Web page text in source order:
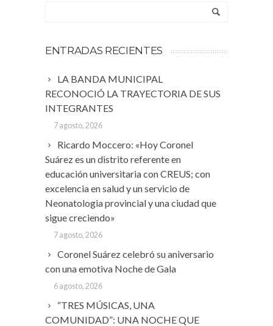
ENTRADAS RECIENTES
LA BANDA MUNICIPAL
RECONOCIÓ LA TRAYECTORIA DE SUS
INTEGRANTES
7 agosto, 2026
Ricardo Moccero: «Hoy Coronel
Suárez es un distrito referente en
educación universitaria con CREUS; con
excelencia en salud y un servicio de
Neonatologia provincial y una ciudad que
sigue creciendo»
7 agosto, 2026
Coronel Suárez celebró su aniversario
con una emotiva Noche de Gala
6 agosto, 2026
“TRES MÚSICAS, UNA
COMUNIDAD”: UNA NOCHE QUE